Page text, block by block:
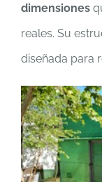
dimensiones
reales. Su
diseñada para